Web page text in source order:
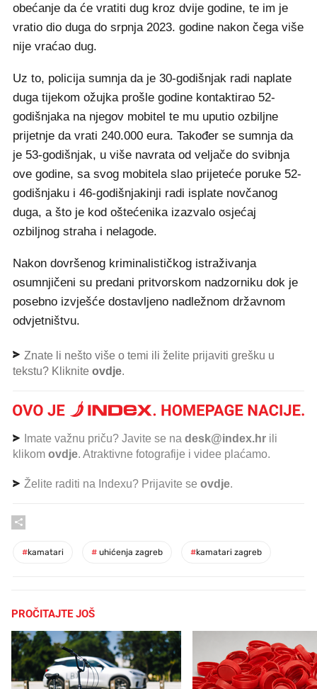
obećanje da će vratiti dug kroz dvije godine, te im je
vratio dio duga do srpnja 2023. godine nakon čega više
nije vraćao dug.
Uz to, policija sumnja da je 30-godišnjak radi naplate
duga tijekom ožujka prošle godine kontaktirao 52-
godišnjaka na njegov mobitel te mu uputio ozbiljne
prijetnje da vrati 240.000 eura. Također se sumnja da
je 53-godišnjak, u više navrata od veljače do svibnja
ove godine, sa svog mobitela slao prijeteće poruke 52-
godišnjaku i 46-godišnjakinji radi isplate novčanog
duga, a što je kod oštećenika izazvalo osjećaj
ozbiljnog straha i nelagode.
Nakon dovršenog kriminalističkog istraživanja
osumnjičeni su predani pritvorskom nadzorniku dok je
posebno izvješće dostavljeno nadležnom državnom
odvjetništvu.
Znate li nešto više o temi ili želite prijaviti grešku u
tekstu? Kliknite ovdje.
Imate važnu priču? Javite se na desk@index.hr ili
klikom ovdje. Atraktivne fotografije i videe plaćamo.
Želite raditi na Indexu? Prijavite se ovdje.
#kamatari # uhićenja zagreb #kamatari zagreb
PROČITAJTE JOŠ